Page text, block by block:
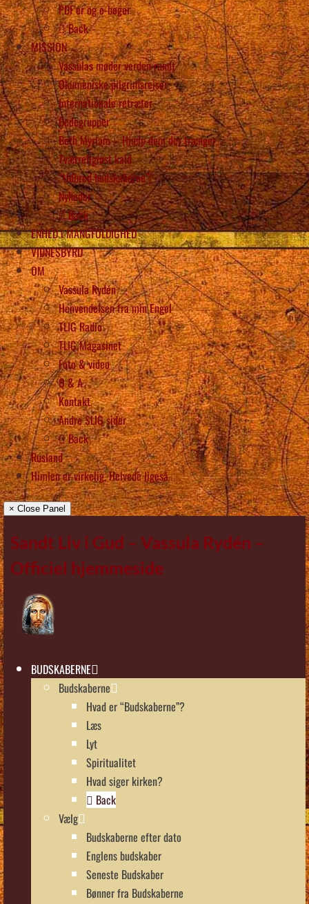
PDF’er og e-bøger
Back
MISSION
Vassulas møder verden rundt
Økumeniske pilgrimsrejser
Internationale retræter
Bedegrupper
Beth Myriam – Hjælp dem der trænger
Tværreligiøst kald
“Udbred budskaberne”!
Nyheder
Back
ENHED i MANGFOLDIGHED
VIDNESBYRD
OM
Vassula Rydén
Henvendelsen fra min Engel
TLIG Radio
TLIG Magasinet
Foto & video
Q & A
Kontakt
Andre SLIG sider
Back
Rusland
Himlen er virkelig, Helvede ligeså
× Close Panel
Sandt Liv i Gud – Vassula Rydén –
Officiel hjemmeside
BUDSKABERNE
Budskaberne
Hvad er “Budskaberne”?
Læs
Lyt
Spiritualitet
Hvad siger kirken?
Back
Vælg
Budskaberne efter dato
Englens budskaber
Seneste Budskaber
Bønner fra Budskaberne